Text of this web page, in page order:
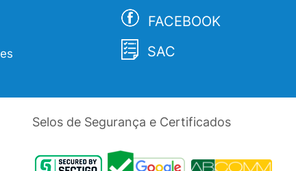
FACEBOOK
SAC
Selos de Segurança e Certificados